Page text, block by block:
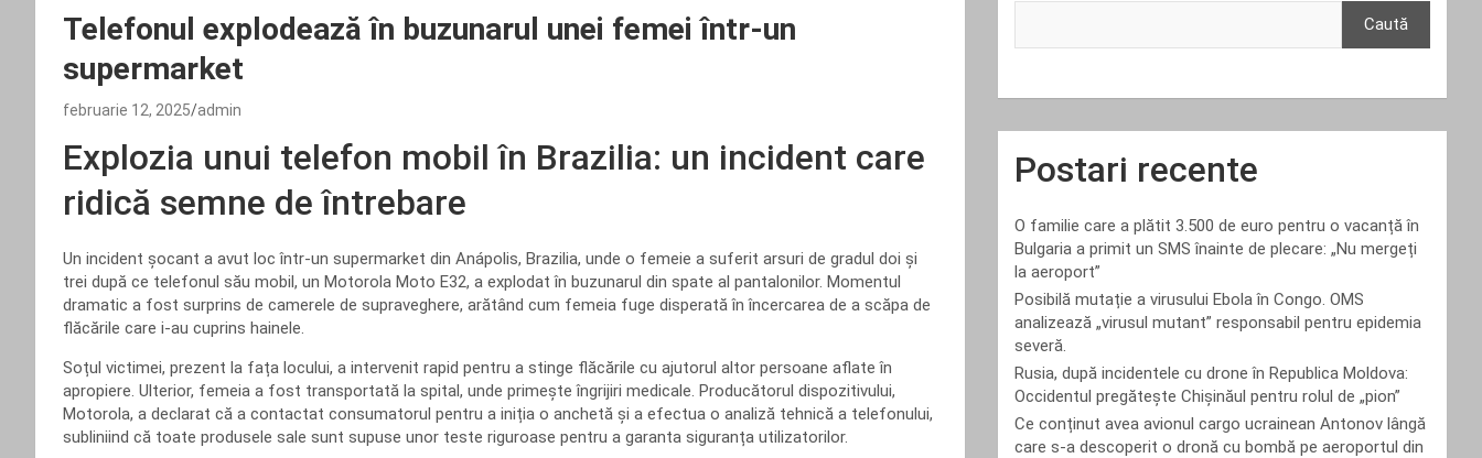
Telefonul explodează în buzunarul unei femei într-un
supermarket
februarie 12, 2025 admin
Explozia unui telefon mobil în Brazilia: un incident care
ridică semne de întrebare
Un incident șocant a avut loc într-un supermarket din Anápolis, Brazilia, unde o femeie a suferit arsuri de gradul doi și
trei după ce telefonul său mobil, un Motorola Moto E32, a explodat în buzunarul din spate al pantalonilor. Momentul
dramatic a fost surprins de camerele de supraveghere, arătând cum femeia fuge disperată în încercarea de a scăpa de
flăcările care i-au cuprins hainele.
Soțul victimei, prezent la fața locului, a intervenit rapid pentru a stinge flăcările cu ajutorul altor persoane aflate în
apropiere. Ulterior, femeia a fost transportată la spital, unde primește îngrijiri medicale. Producătorul dispozitivului,
Motorola, a declarat că a contactat consumatorul pentru a iniția o anchetă și a efectua o analiză tehnică a telefonului,
subliniind că toate produsele sale sunt supuse unor teste riguroase pentru a garanta siguranța utilizatorilor.
Caută
Postari recente
O familie care a plătit 3.500 de euro pentru o vacanță în
Bulgaria a primit un SMS înainte de plecare: „Nu mergeți
la aeroport”
Posibilă mutație a virusului Ebola în Congo. OMS
analizează „virusul mutant” responsabil pentru epidemia
severă.
Rusia, după incidentele cu drone în Republica Moldova:
Occidentul pregătește Chișinăul pentru rolul de „pion”
Ce conținut avea avionul cargo ucrainean Antonov lângă
care s-a descoperit o dronă cu bombă pe aeroportul din